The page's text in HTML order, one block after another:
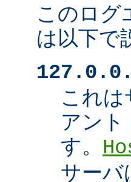
このログ
は以下で
これ
アント
す。
サーバ